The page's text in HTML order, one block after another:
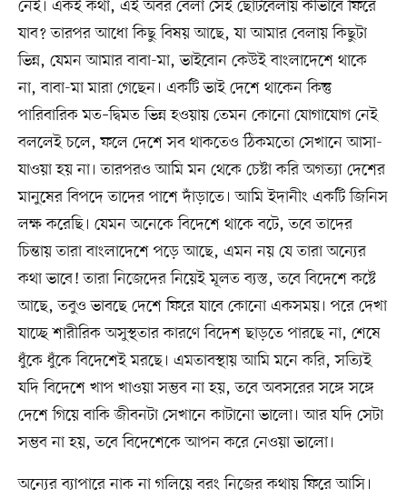
নেই। একই কথা, এই অবর বেলা সেই ছোটবেলায় কীভাবে ফিরে
যাব? তারপর আধো কিছু বিষয় আছে, যা আমার বেলায় কিছুটা
ভিন্ন, যেমন আমার বাবা-মা, ভাইবোন কেউই বাংলাদেশে থাকে
না, বাবা-মা মারা গেছেন। একটি ভাই দেশে থাকেন কিন্তু
পারিবারিক মত–দ্বিমত ভিন্ন হওয়ায় তেমন কোনো যোগাযোগ নেই
বললেই চলে, ফলে দেশে সব থাকতেও ঠিকমতো সেখানে আসা-
যাওয়া হয় না। তারপরও আমি মন থেকে চেষ্টা করি অগত্যা দেশের
মানুষের বিপদে তাদের পাশে দাঁড়াতে। আমি ইদানীং একটি জিনিস
লক্ষ করেছি। যেমন অনেকে বিদেশে থাকে বটে, তবে তাদের
চিন্তায় তারা বাংলাদেশে পড়ে আছে, এমন নয় যে তারা অন্যের
কথা ভাবে! তারা নিজেদের নিয়েই মূলত ব্যস্ত, তবে বিদেশে কষ্টে
আছে, তবুও ভাবছে দেশে ফিরে যাবে কোনো একসময়। পরে দেখা
যাচ্ছে শারীরিক অসুস্থতার কারণে বিদেশ ছাড়তে পারছে না, শেষে
ধুঁকে ধুঁকে বিদেশেই মরছে। এমতাবস্থায় আমি মনে করি, সত্যিই
যদি বিদেশে খাপ খাওয়া সম্ভব না হয়, তবে অবসরের সঙ্গে সঙ্গে
দেশে গিয়ে বাকি জীবনটা সেখানে কাটানো ভালো। আর যদি সেটা
সম্ভব না হয়, তবে বিদেশেকে আপন করে নেওয়া ভালো।
অন্যের ব্যাপারে নাক না গলিয়ে বরং নিজের কথায় ফিরে আসি।